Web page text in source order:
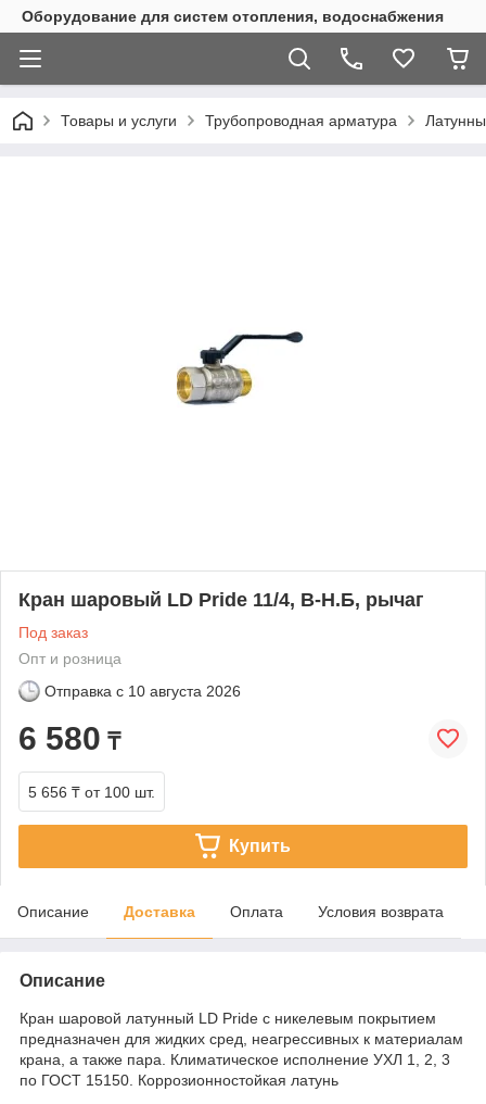
Оборудование для систем отопления, водоснабжения
Товары и услуги Трубопроводная арматура
Кран шаровый LD Pride 11/4, В-Н.Б, рычаг
Под заказ
Опт и розница
Отправка с 10 августа 2026
6 580 ₸
5 656 ₸ от 100 шт.
Купить
Описание Доставка Оплата Условия возврата
Описание
Кран шаровой латунный LD Pride с никелевым покрытием
предназначен для жидких сред, неагрессивных к материалам
крана, а также пара. Климатическое исполнение УХЛ 1, 2, 3
по ГОСТ 15150. Коррозионностойкая латунь